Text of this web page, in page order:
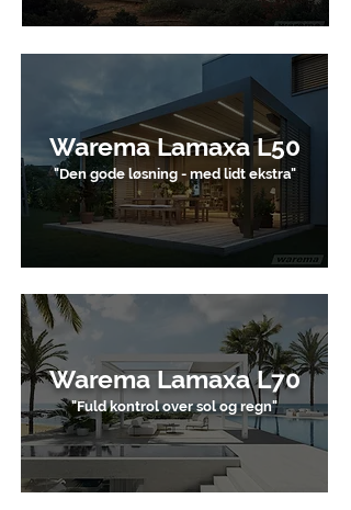
Warema Lamaxa L50
"Den gode løsning - med lidt ekstra"
Warema Lamaxa L70
"Fuld kontrol over sol og regn"